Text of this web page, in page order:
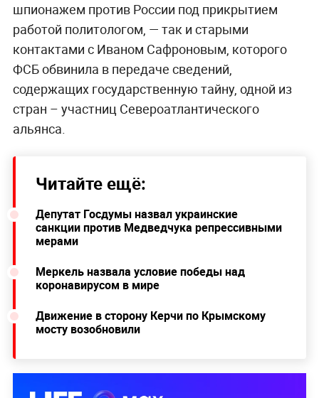
шпионажем против России под прикрытием
работой политологом, — так и старыми
контактами с Иваном Сафроновым, которого
ФСБ обвинила в передаче сведений,
содержащих государственную тайну, одной из
стран – участниц Североатлантического
альянса.
Читайте ещё:
Депутат Госдумы назвал украинские
санкции против Медведчука репрессивными
мерами
Меркель назвала условие победы над
коронавирусом в мире
Движение в сторону Керчи по Крымскому
мосту возобновили